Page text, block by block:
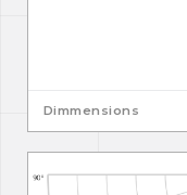
Dimmensions